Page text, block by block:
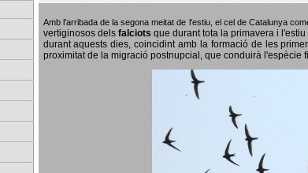
Amb l'arribada de la segona meitat de l'estiu, el cel de Catalunya
vertiginosos dels falciots que durant tota la primavera i
durant aquests dies, coincidint amb la formació de les
proximitat de la migració postnupcial, que conduirà l'espècie